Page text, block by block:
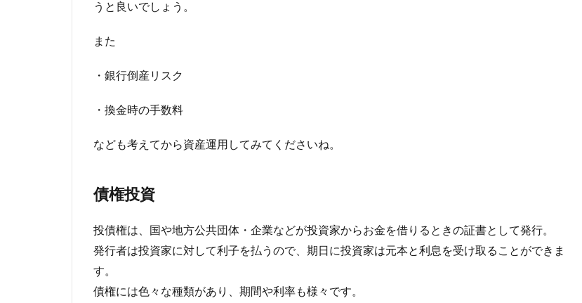
うと良いでしょう。
また
・銀行倒産リスク
・換金時の手数料
なども考えてから資産運用してみてくださいね。
債権投資
投債権は、国や地方公共団体・企業などが投資家からお金を借りるときの証書として発行。
発行者は投資家に対して利子を払うので、期日に投資家は元本と利息を受け取ることができま
す。
債権には色々な種類があり、期間や利率も様々です。